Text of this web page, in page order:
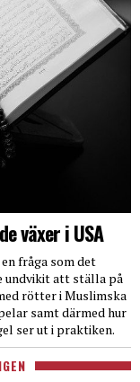
växer i USA
fråga som det
undvikit att ställa på
rötter i Muslimska
samt därmed hur
ser ut i praktiken.